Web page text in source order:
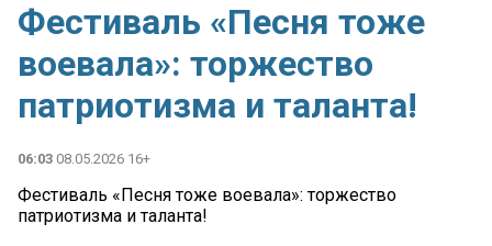
Фестиваль «Песня тоже
воевала»: торжество
патриотизма и таланта!
06:03 08.05.2026 16+
Фестиваль «Песня тоже воевала»: торжество
патриотизма и таланта!